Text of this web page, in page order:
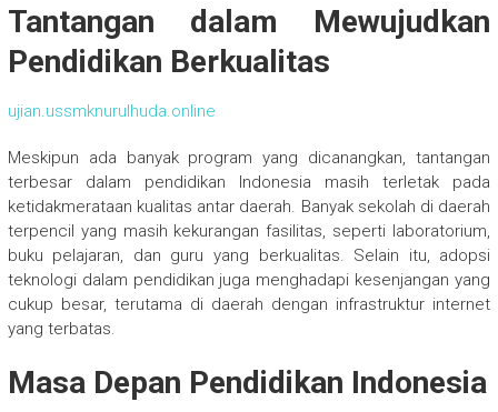
Tantangan dalam Mewujudkan
Pendidikan Berkualitas
ujian.ussmknurulhuda.online
Meskipun ada banyak program yang dicanangkan, tantangan
terbesar dalam pendidikan Indonesia masih terletak pada
ketidakmerataan kualitas antar daerah. Banyak sekolah di daerah
terpencil yang masih kekurangan fasilitas, seperti laboratorium,
buku pelajaran, dan guru yang berkualitas. Selain itu, adopsi
teknologi dalam pendidikan juga menghadapi kesenjangan yang
cukup besar, terutama di daerah dengan infrastruktur internet
yang terbatas.
Masa Depan Pendidikan Indonesia